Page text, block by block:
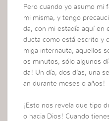
Pero cuando yo asumo
mi misma, y tengo
da, con mi estadía aquí en
ducta como está escrito y
miga internauta, aquellos
os minutos, sólo algunos
da! Un día, dos días, una
an durante meses o años!
¡Esto nos revela que tipo
o hacia Dios! Cuando